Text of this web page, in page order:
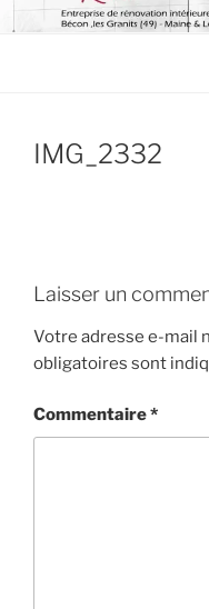
au AUXENCE
De l'étude à l'installation.
IMG_2332
Laisser un
Votre adresse e-mail
obligatoires sont
Commentaire*